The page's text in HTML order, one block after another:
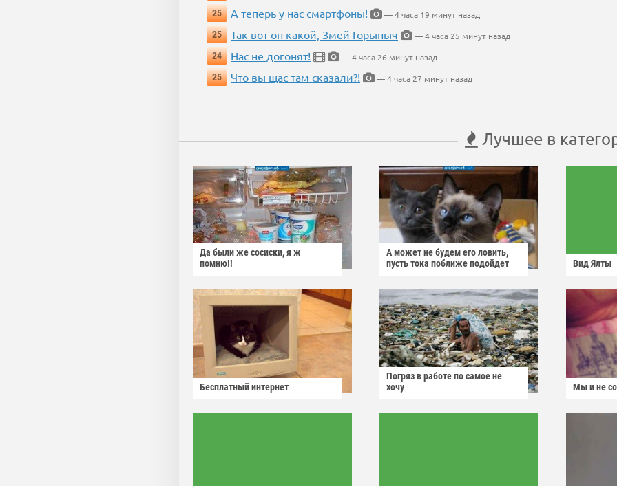
25
А теперь у нас смартфоны!
— 4 часа 19 минут назад
25
Так вот он какой, Змей Горыныч
— 4 часа 25 минут назад
24
Нас не догонят!
— 4 часа 26 минут назад
25
Что вы щас там сказали?! — 4 часа 27 минут назад
Лучшее в
Да были же сосиски, я ж
помню!!
А может не будем его ловить,
пусть тока поближе подойдет
Вид Ялты
Бесплатный интернет
Погряз в работе по самое не
хочу
Мы и не